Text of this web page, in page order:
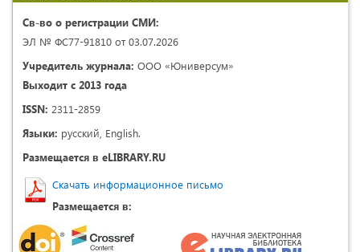
Св-во о регистрации СМИ:
ЭЛ № ФС77-91810 от 03.07.2026
Учредитель журнала: ООО «Юниверсум»
Выходит с 2013 года
ISSN: 2311-2859
Языки: русский, English.
Размещается в eLIBRARY.RU
Скачать информационное письмо
Размещается в: